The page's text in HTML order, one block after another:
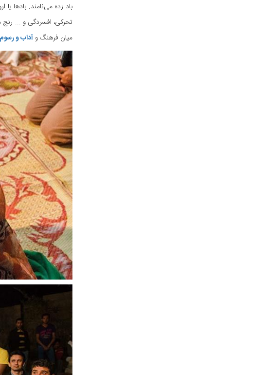
باد ‌زده می‌نامند. بادها
میان فرهنگ و آداب و